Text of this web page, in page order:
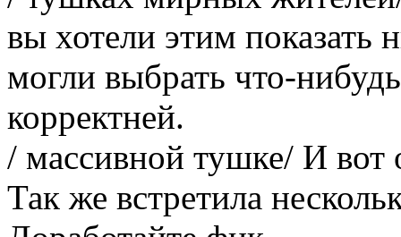
вы хотели этим показать
могли выбрать что-
корректней.
/ массивной тушке/ И вот
Так же встретила